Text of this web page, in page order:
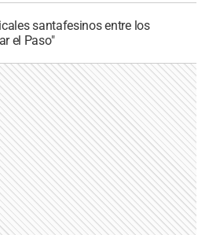
santafesinos entre los
el Paso"